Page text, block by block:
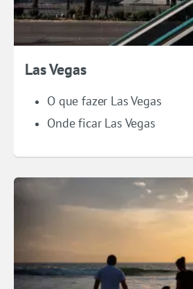
Las Vegas
O que fazer Las Vegas
Onde ficar Las Vegas